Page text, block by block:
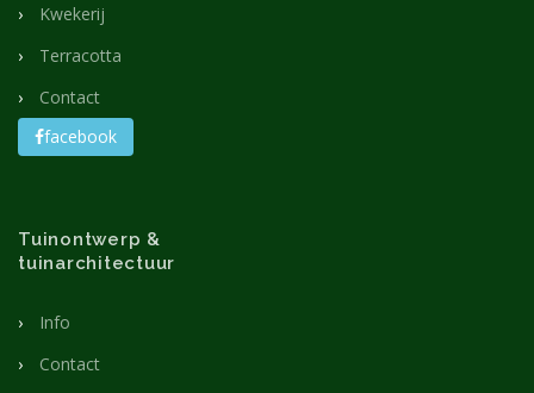
Kwekerij
Terracotta
Contact
facebook
Tuinontwerp &
tuinarchitectuur
Info
Contact